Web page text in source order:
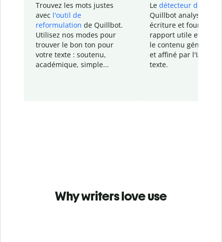
Trouvez les mots justes
avec l'outil de
reformulation de Quillbot.
Utilisez nos modes pour
trouver le bon ton pour
votre texte : soutenu,
académique, simple...
Le détecteur d'IA
Quillbot analyse votre
écriture et fournit un
rapport utile et
le contenu généré
et affiné par l'IA
texte.
Why writers love use